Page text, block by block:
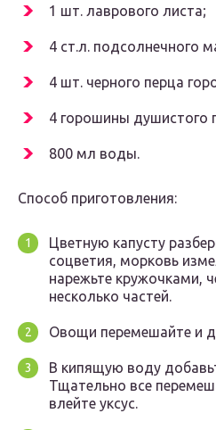
1 шт. лаврового листа;
4 ст.л. подсолнечного
4 шт. черного перца
4 горошины душистого
800 мл воды.
Способ приготовления:
Цветную капусту
соцветия, морковь
нарежьте кружочками,
несколько частей.
Овощи перемешайте и
В кипящую воду
Тщательно все
влейте уксус.